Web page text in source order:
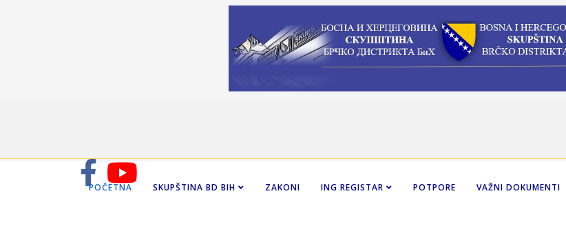
POČETNA SKUPŠTINA BD BIH ZAKONI ING REGISTAR POTPORE VAŽNI DOKUMENTI